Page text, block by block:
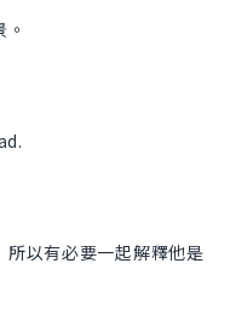
以有必要一起解釋他是